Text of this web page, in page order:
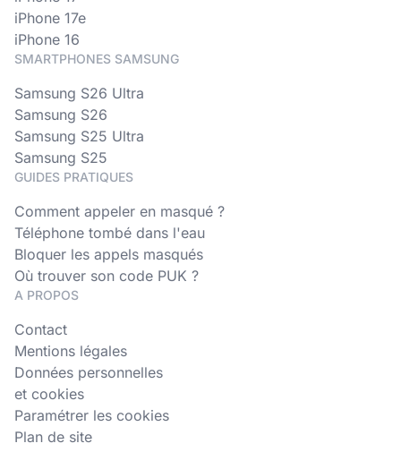
iPhone 17e
iPhone 16
SMARTPHONES SAMSUNG
Samsung S26 Ultra
Samsung S26
Samsung S25 Ultra
Samsung S25
GUIDES PRATIQUES
Comment appeler en masqué ?
Téléphone tombé dans l'eau
Bloquer les appels masqués
Où trouver son code PUK ?
A PROPOS
Contact
Mentions légales
Données personnelles
et cookies
Paramétrer les cookies
Plan de site